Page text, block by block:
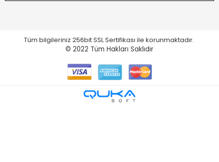
Tüm bilgileriniz 256bit SSL Sertifikası ile korunmaktadır.
© 2022 Tüm Hakları Saklıdır